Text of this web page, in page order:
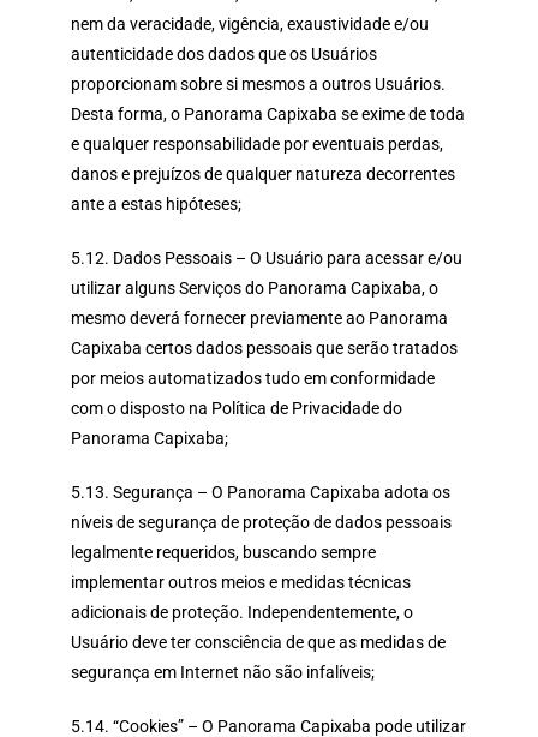
nem da veracidade, vigência, exaustividade e/ou
autenticidade dos dados que os Usuários
proporcionam sobre si mesmos a outros Usuários.
Desta forma, o Panorama Capixaba se exime de toda
e qualquer responsabilidade por eventuais perdas,
danos e prejuízos de qualquer natureza decorrentes
ante a estas hipóteses;
5.12. Dados Pessoais – O Usuário para acessar e/ou
utilizar alguns Serviços do Panorama Capixaba, o
mesmo deverá fornecer previamente ao Panorama
Capixaba certos dados pessoais que serão tratados
por meios automatizados tudo em conformidade
com o disposto na Política de Privacidade do
Panorama Capixaba;
5.13. Segurança – O Panorama Capixaba adota os
níveis de segurança de proteção de dados pessoais
legalmente requeridos, buscando sempre
implementar outros meios e medidas técnicas
adicionais de proteção. Independentemente, o
Usuário deve ter consciência de que as medidas de
segurança em Internet não são infalíveis;
5.14. “Cookies” – O Panorama Capixaba pode utilizar